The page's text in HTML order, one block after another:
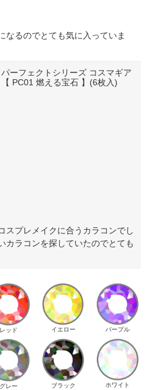
なるのでとても気に入っていま
パーフェクトシリーズ コスマギア
【 PC01 燃える宝石 】(6枚入)
スプレメイクに合うカラコンでし
カラコンを探していたのでとても
レッド イエロー パープル
グレー ブラック ホワイト